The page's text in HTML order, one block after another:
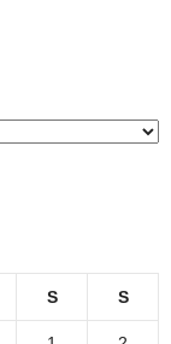
S S